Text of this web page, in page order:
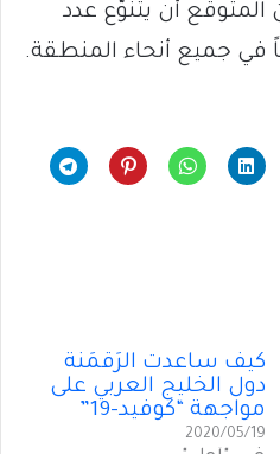
المتوقع أن يتنوّع عدد
في جميع أنحاء المنطقة.
كيف ساعدت الرَقمَنة
دول الخليج العربي على
مواجهة “كوفيد-19”
2020/05/19